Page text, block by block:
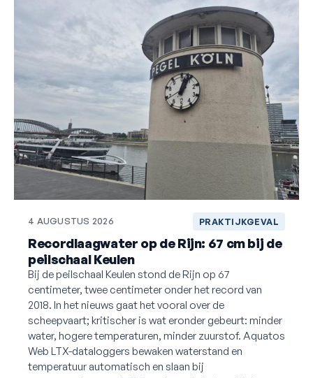
4 AUGUSTUS 2026 PRAKTIJKGEVAL
Recordlaagwater op de Rijn: 67 cm bij de
peilschaal Keulen
Bij de peilschaal Keulen stond de Rijn op 67
centimeter, twee centimeter onder het record van
2018. In het nieuws gaat het vooral over de
scheepvaart; kritischer is wat eronder gebeurt: minder
water, hogere temperaturen, minder zuurstof. Aquatos
Web LTX-dataloggers bewaken waterstand en
temperatuur automatisch en slaan bij